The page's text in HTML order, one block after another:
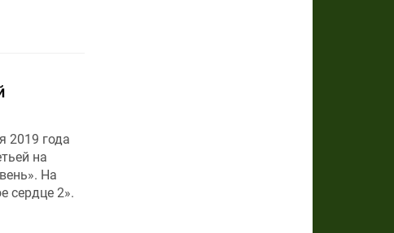
2019 года
на
На
сердце 2».